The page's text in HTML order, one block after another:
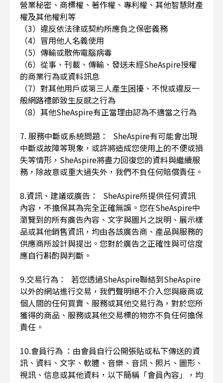
營業秘密、商標權、著作權、專利權、其他智慧財產
權及其他權利等
（3）違反依法律或契約所應負之保密義務
（4）冒用他人名義使用
（5）傳輸或散佈電腦病毒
（6）從事、刊載、傳輸、發送未經SheAspire授權
的商業行為或資料訊息
（7）對其他用戶或第三人產生困擾、不悅或違反一
般網路禮節致生反感之行為
（8）其他SheAspire有正當理由認為不適當之行為
7. 服務中斷或系統問題： SheAspire有可能會出現
中斷或故障等現象，或許將造成您使用上的不便或損
失等情形，SheAspire將盡力回復您的資料與繼續服
務，除故意或重大過失外，我們不負任何賠償責任。
8.資訊、建議或廣告： SheAspire所提供任何資訊
內容，不擔保其為完全正確無誤。您在SheAspire中
瀏覽到的所有廣告內容、文字與圖片之說明、展示樣
品或其他銷售資訊，均由各該廣告商、產品與服務的
供應商所設計與提出。您對於廣告之正確性與可信度
應自行斟酌與判斷。
9.交易行為： 若您透過SheAspire聯結到SheAspire
以外的網站進行交易，我們聲明絕不介入您與廠商或
個人間的任何買賣、服務或其他交易行為，對於您所
獲得的商品、服務或其他交易標的物亦不負任何擔保
責任。
10.會員行為 ：由會員自行公開張貼或私下傳送的資
訊、資料、文字、軟體、音樂、音訊、照片、圖形、
視訊、信息或其他資料，以下簡稱「會員內容」，均